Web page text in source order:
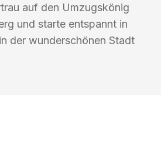
auf den Umzugskönig
und starte entspannt in
der wunderschönen Stadt